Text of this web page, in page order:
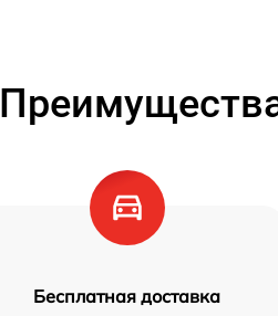
Бесплатная доставка